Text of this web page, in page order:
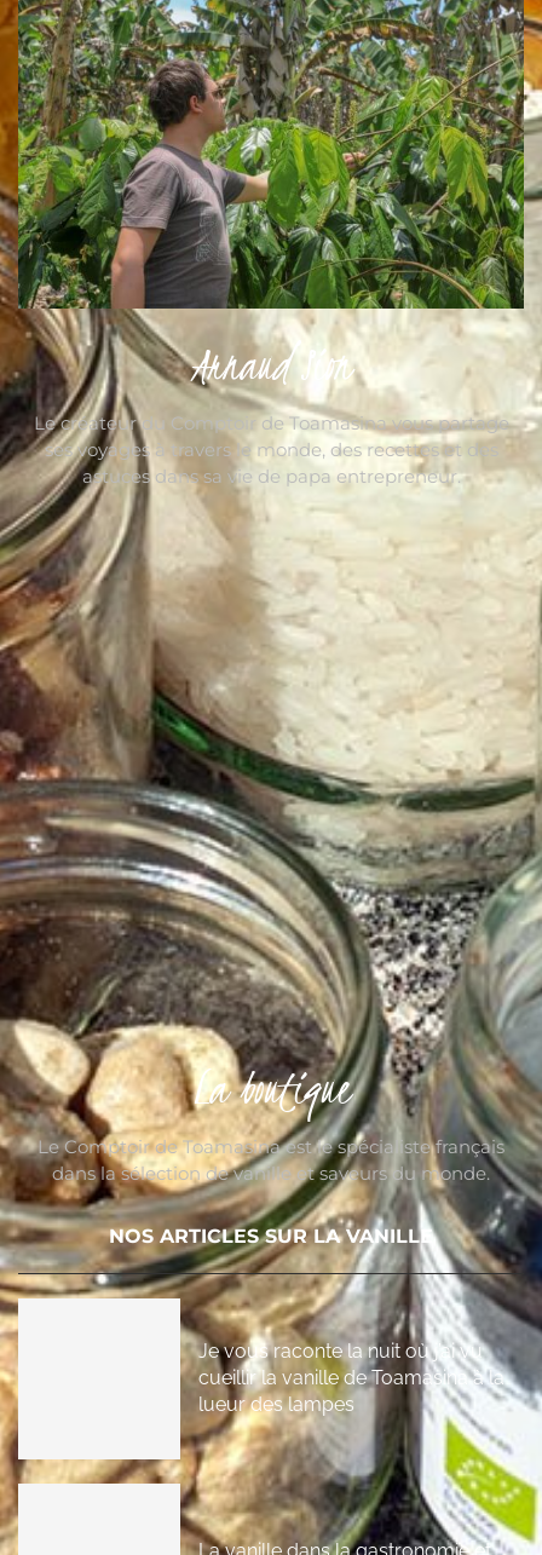
Arnaud Sion
Le créateur du Comptoir de Toamasina vous partage
ses voyages à travers le monde, des recettes et des
astuces dans sa vie de papa entrepreneur.
La boutique
Le Comptoir de Toamasina est le spécialiste français
dans la sélection de vanille et saveurs du monde.
NOS ARTICLES SUR LA VANILLE
Je vous raconte la nuit où j’ai vu
cueillir la vanille de Toamasina à la
lueur des lampes